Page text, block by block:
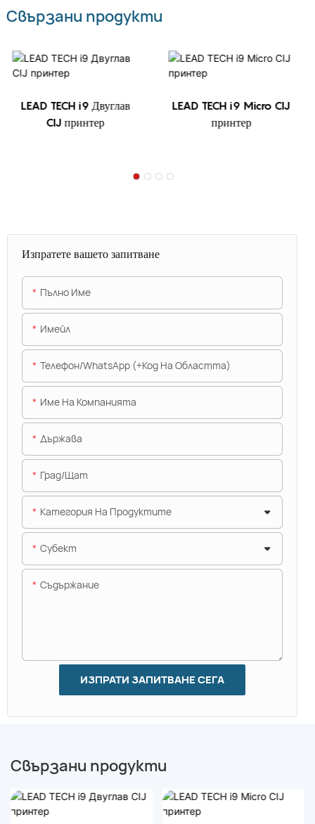
Свързани продукти
LEAD TECH i9 Двуглав
CIJ принтер
LEAD TECH i9 Micro CIJ
принтер
Изпратете вашето запитване
Пълно Име
Имейл
Телефон/WhatsApp (+Код На Областта)
Име На Компанията
Държава
Град/щат
Категория На Продуктите
Субект
Съдържание
ИЗПРАТИ ЗАПИТВАНЕ СЕГА
Свързани продукти